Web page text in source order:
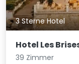
3 Sterne Hotel
Hotel Les
39 Zimmer